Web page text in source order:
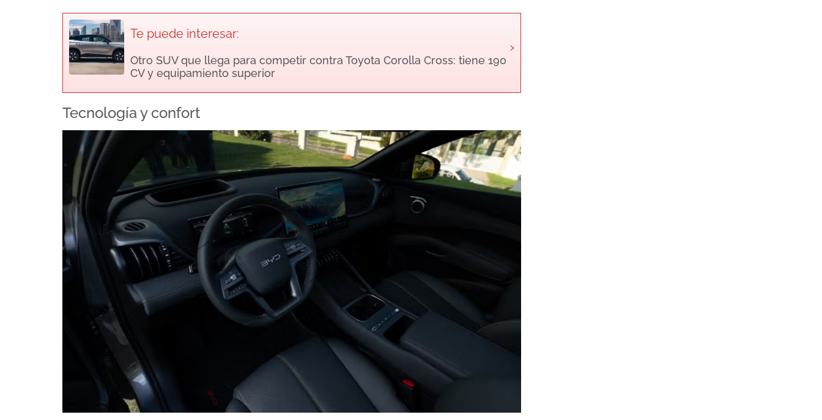
Te puede interesar:
Otro SUV que llega para competir contra Toyota Corolla Cross: tiene 190
CV y equipamiento superior
›
Tecnología y confort